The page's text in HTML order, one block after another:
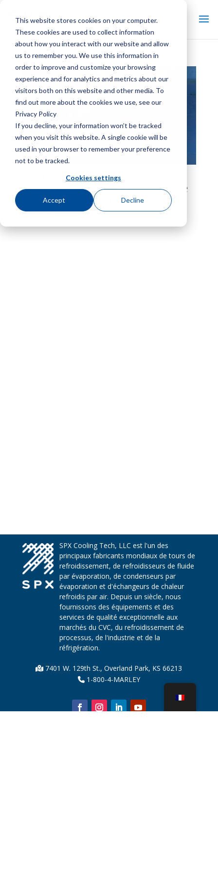
This website stores cookies on your computer.
These cookies are used to collect information
about how you interact with our website and allow
us to remember you. We use this information in
order to improve and customize your browsing
experience and for analytics and metrics about our
visitors both on this website and other media. To
find out more about the cookies we use, see our
Privacy Policy
If you decline, your information won’t be tracked
when you visit this website. A single cookie will be
used in your browser to remember your preference
not to be tracked.
Cookies settings
Accept Decline
Composants de la
transmission par courroie de
la tour de refroidissement
Marley
SPX Cooling Tech, LLC est l'un des
principaux fabricants mondiaux de tours de
refroidissement, de refroidisseurs de fluide
par évaporation, de condenseurs par
évaporation et d'échangeurs de chaleur
refroidis par air. Depuis un siècle, nous
fournissons des équipements et des
services de qualité exceptionnelle aux
marchés du CVC, du refroidissement de
processus, de l'industrie et de la
réfrigération.
7401 W. 129th St., Overland Park, KS 66213
1-800-4-MARLEY